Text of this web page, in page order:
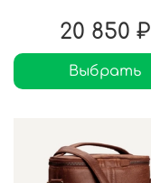
20 850 ₽
Выбрать